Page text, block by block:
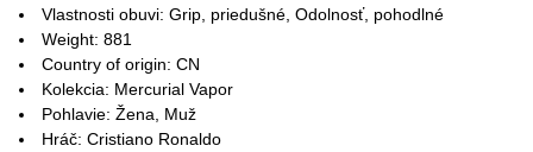
Vlastnosti obuvi: Grip, priedušné, Odolnosť, pohodlné
Weight: 881
Country of origin: CN
Kolekcia: Mercurial Vapor
Pohlavie: Žena, Muž
Hráč: Cristiano Ronaldo